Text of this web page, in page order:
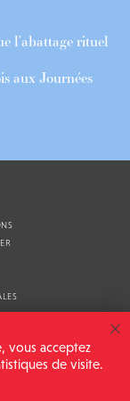
l’abattage rituel
aux Journées
vous acceptez
de visite.